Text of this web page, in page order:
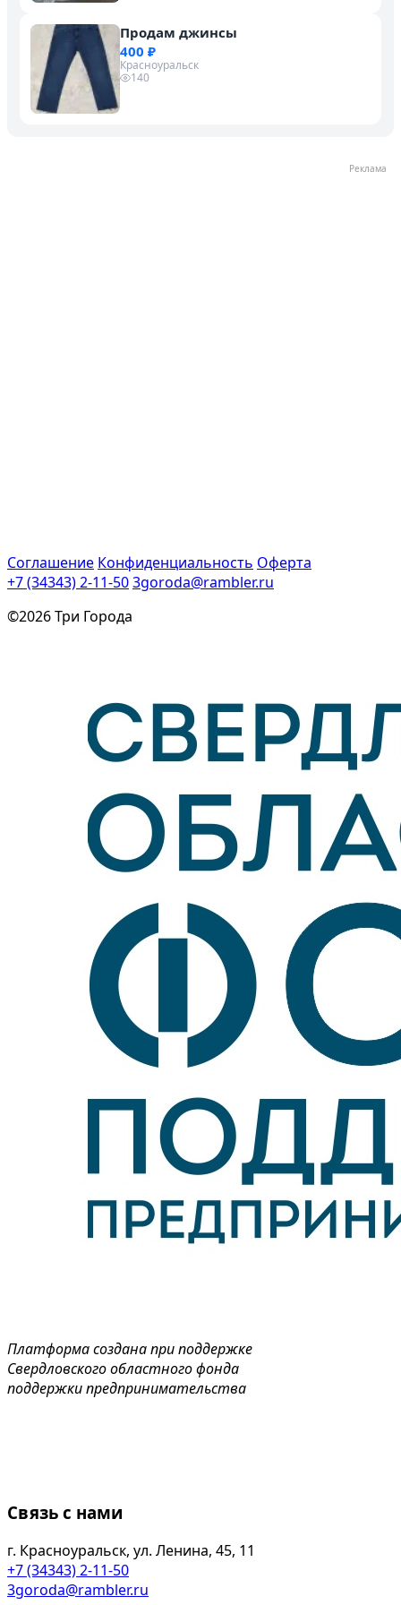
Продам джинсы
400 ₽
Красноуральск
140
Реклама
Соглашение Конфиденциальность Оферта
+7 (34343) 2-11-503goroda@rambler.ru
©2026 Три Города
Платформа создана при поддержке
Свердловского областного фонда
поддержки предпринимательства
Связь с нами
г. Красноуральск, ул. Ленина, 45, 11
+7 (34343) 2-11-50
3goroda@rambler.ru